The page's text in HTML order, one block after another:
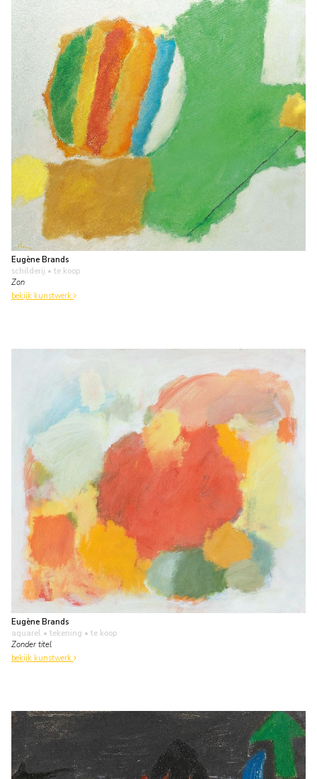
Eugène Brands
schilderij • te koop
Zon
bekijk kunstwerk
Eugène Brands
aquarel • tekening • te koop
Zonder titel
bekijk kunstwerk